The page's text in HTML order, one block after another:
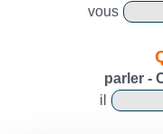
vous
parler -
il